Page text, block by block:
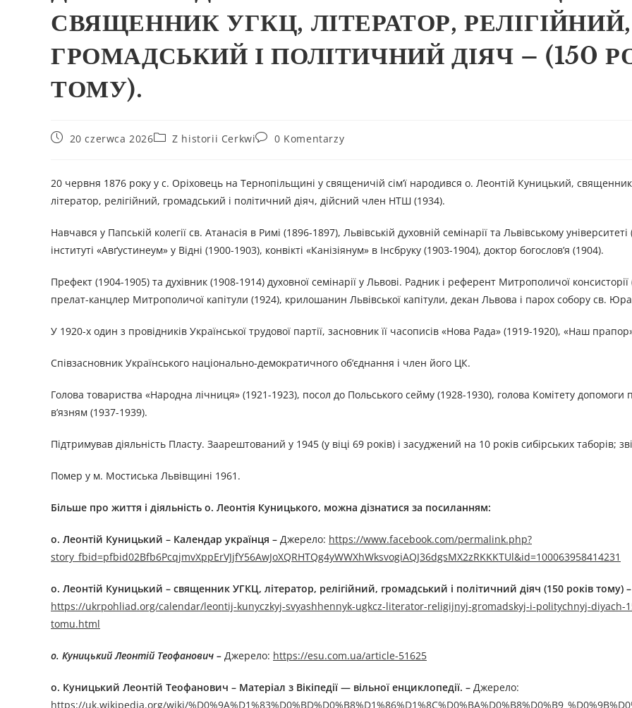
СВЯЩЕННИК УГКЦ, ЛІТЕРАТОР, РЕЛІГІЙНИЙ,
ГРОМАДСЬКИЙ І ПОЛІТИЧНИЙ ДІЯЧ – (150
ТОМУ).
20 czerwca 2026 Z historii Cerkwi 0 Komentarzy
20 червня 1876 року у с. Оріховець на Тернопільщині у священичій сім’ї народився о. Леонтій Куницький,
літератор, релігійний, громадський і політичний діяч, дійсний член НТШ (1934).
Навчався у Папській колегії св. Атанасія в Римі (1896-1897), Львівській духовній семінарії та Львівському
інституті «Авґустинеум» у Відні (1900-1903), конвікті «Канізіянум» в Інсбруку (1903-1904), доктор богослов’я (1904).
Префект (1904-1905) та духівник (1908-1914) духовної семінарії у Львові. Радник і референт Митрополичої консисторії
прелат-канцлер Митрополичої капітули (1924), крилошанин Львівської капітули, декан Львова і парох собору св.
У 1920-х один з провідників Української трудової партії, засновник її часописів «Нова Рада» (1919-1920), «Наш
Співзасновник Українського національно-демократичного об’єднання і член його ЦК.
Голова товариства «Народна лічниця» (1921-1923), посол до Польського сейму (1928-1930), голова Комітету допомоги
в’язням (1937-1939).
Підтримував діяльність Пласту. Заарештований у 1945 (у віці 69 років) і засуджений на 10 років сибірських таборів;
Помер у м. Мостиська Львівщині 1961.
Більше про життя і діяльність о. Леонтія Куницького, можна дізнатися за посиланням:
о. Леонтій Куницький – Календар українця – Джерелo: https://www.facebook.com/permalink.php?
story_fbid=pfbid02Bfb6PcqjmvXppErVJjfY56AwJoXQRHTQg4yWWXhWksvogiAQJ36dgsMX2zRKKKTUl&id=100063958414231
о. Леонтій Куницький – священник УГКЦ, літератор, релігійний, громадський і політичний діяч (150 років тому) –
https://ukrpohliad.org/calendar/leontij-kunyczkyj-svyashhennyk-ugkcz-literator-religijnyj-gromadskyj-i-politychnyj-diyach-
tomu.html
о. Куницький Леонтій Теофанович – Джерелo: https://esu.com.ua/article-51625
о. Куницький Леонтій Теофанович – Матеріал з Вікіпедії — вільної енциклопедії. – Джерелo:
https://uk.wikipedia.org/wiki/